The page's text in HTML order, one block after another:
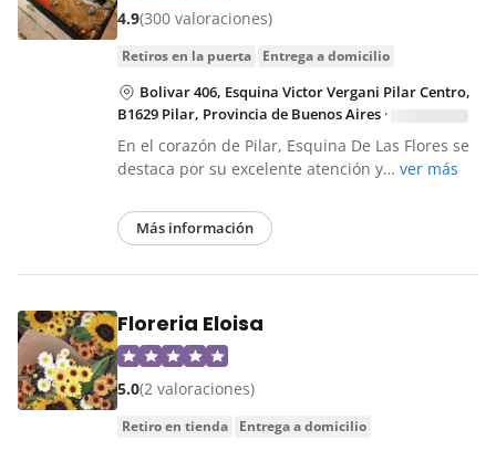
4.9(300 valoraciones)
retiros en la puerta entrega a domicilio
Bolivar 406, Esquina Victor Vergani Pilar Centro,
B1629 Pilar, Provincia de Buenos Aires ·
En el corazón de Pilar, Esquina De Las Flores se
destaca por su excelente atención y… ver más
Más información
Floreria Eloisa
5.0(2 valoraciones)
retiro en tienda entrega a domicilio